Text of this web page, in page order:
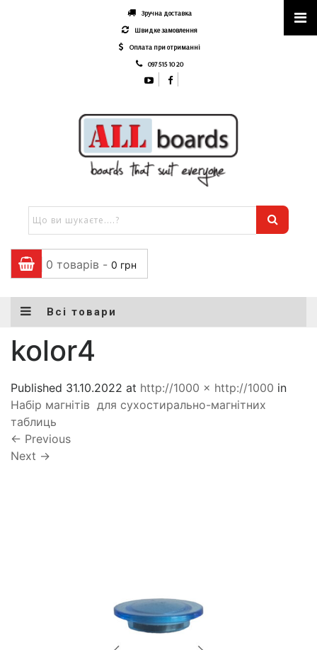
Зручна доставка
Швидке замовлення
Оплата при отриманні
097 515 10 20
0 товарів - 0 грн
Всі товари
kolor4
Published 31.10.2022 at http://1000 × http://1000 in
Набір магнітів для сухостирально-магнітних
таблиць
← Previous
Next →